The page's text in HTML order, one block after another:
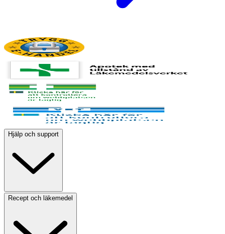
Hjälp och support
Recept och läkemedel